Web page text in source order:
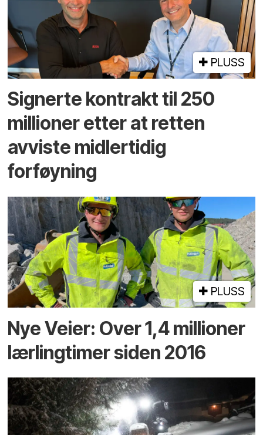
PLUSS
Signerte kontrakt til 250
millioner etter at retten
avviste midlertidig
forføyning
PLUSS
Nye Veier: Over 1,4 millioner
lærlingtimer siden 2016